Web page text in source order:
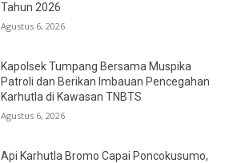
Tahun 2026
Agustus 6, 2026
Kapolsek Tumpang Bersama Muspika
Patroli dan Berikan Imbauan Pencegahan
Karhutla di Kawasan TNBTS
Agustus 6, 2026
Api Karhutla Bromo Capai Poncokusumo,